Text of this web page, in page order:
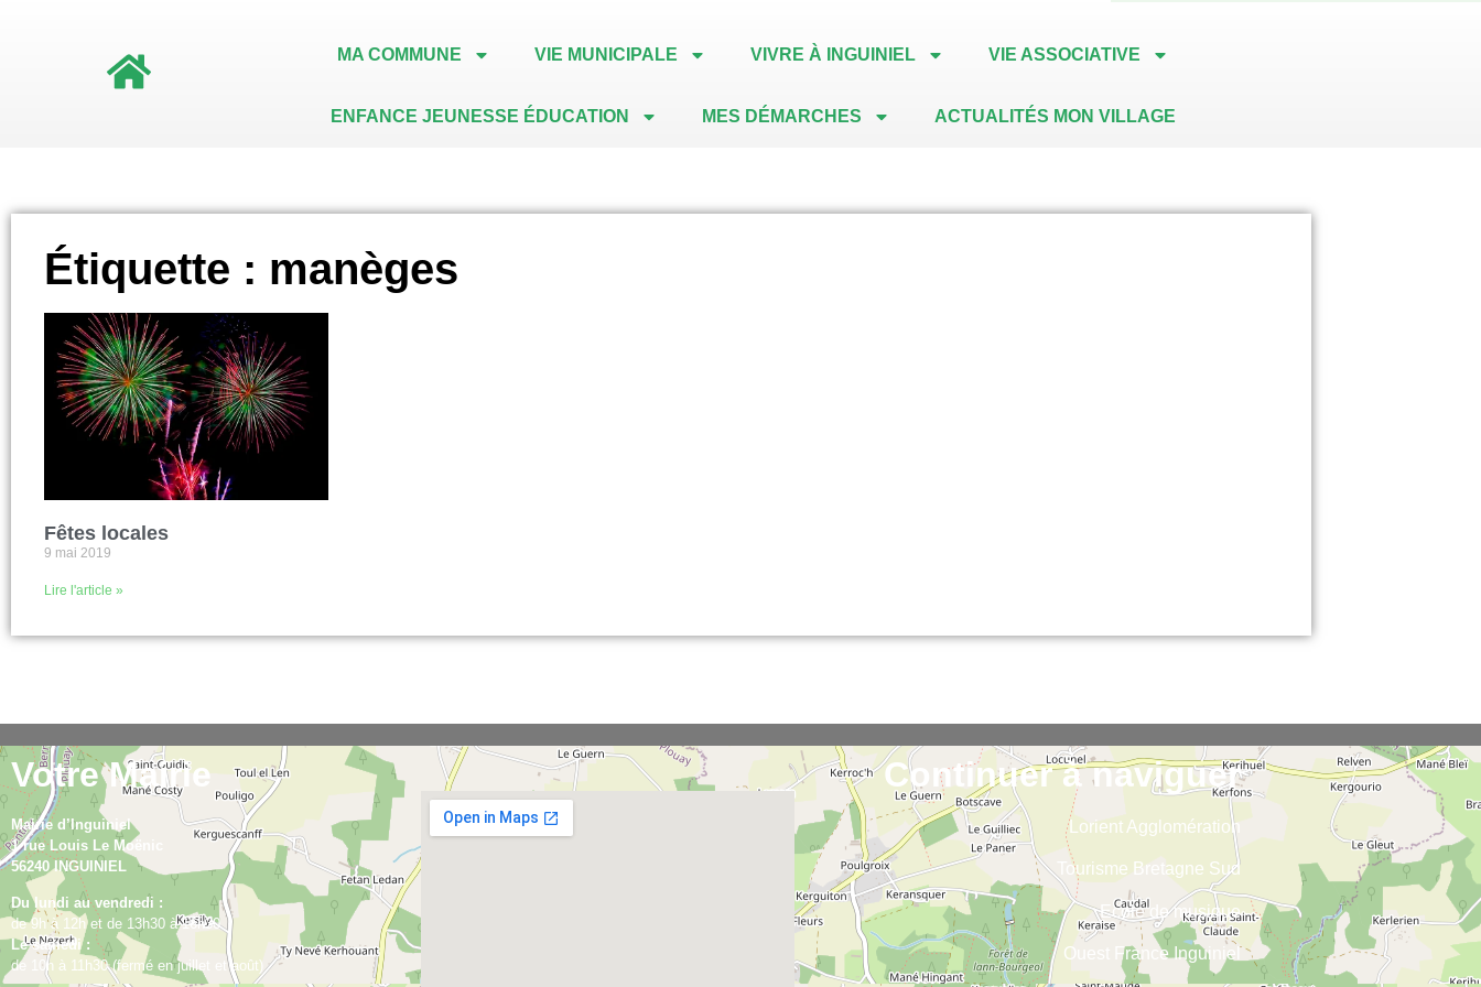
MA COMMUNE VIE MUNICIPALE VIVRE À INGUINIEL VIE ASSOCIATIVE
ENFANCE JEUNESSE ÉDUCATION MES DÉMARCHES ACTUALITÉS MON VILLAGE
Étiquette : manèges
Fêtes locales
9 mai 2019
Lire l'article »
Votre Mairie
Mairie d’Inguiniel
1 rue Louis Le Moënic
56240 INGUINIEL
Du lundi au vendredi :
de 9h à 12h et de 13h30 à 16h30
Le samedi :
de 10h à 11h30 (fermé en juillet et août)
Continuer à naviguer
Lorient Agglomération
Tourisme Bretagne Sud
Ecole de musique
Ouest France Inguiniel